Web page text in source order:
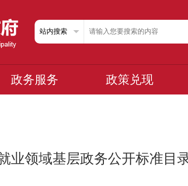
政务服务 政策兑现
业领域基层政务公开标准目